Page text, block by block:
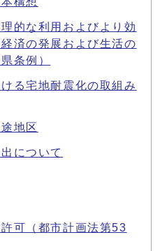
的な利用およびより効
済の発展および生活の
条例）
る宅地耐震化の取組み
地区
について
可（都市計画法第53